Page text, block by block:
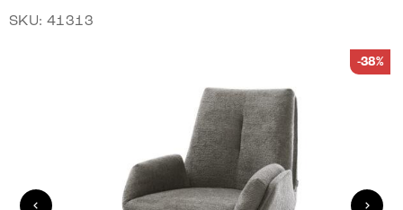
SKU: 41313
-38%